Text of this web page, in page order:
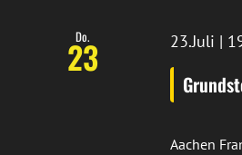
Do.
23 23.Juli |
Aachen